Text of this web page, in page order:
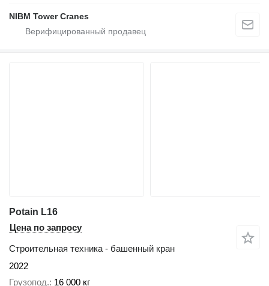
NIBM Tower Cranes
Potain L16
Цена по запросу
Строительная техника - башенный кран
2022
Грузопод. 16 000 кг